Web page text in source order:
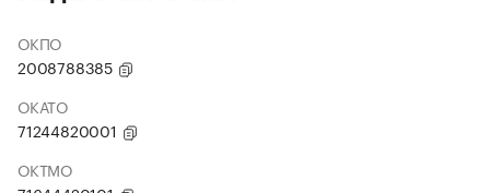
ОКПО
2008788385
ОКАТО
71244820001
ОКТМО